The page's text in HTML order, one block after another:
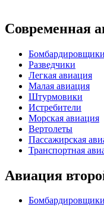
Современная
Бомбардировщики
Разведчики
Легкая авиация
Малая авиация
Штурмовики
Истребители
Морская авиация
Вертолеты
Пассажирская
Транспортная
Авиация
Бомбардировщики